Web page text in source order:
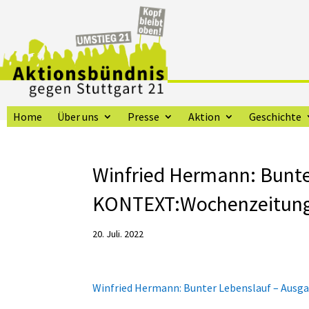
Home Über uns Presse Aktion Geschichte
Winfried Hermann:
20. Juli. 2022
Winfried Hermann: Bunter Lebenslauf –